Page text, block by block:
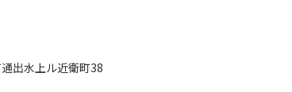
出水上ル近衛町38